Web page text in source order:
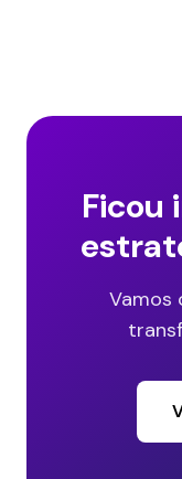
Ficou
Vamos